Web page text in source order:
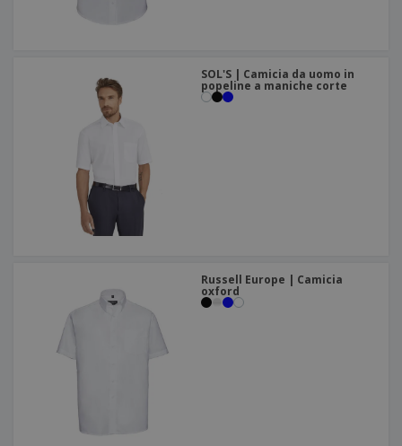
SOL'S | Camicia da uomo in
popeline a maniche corte
Russell Europe | Camicia
oxford